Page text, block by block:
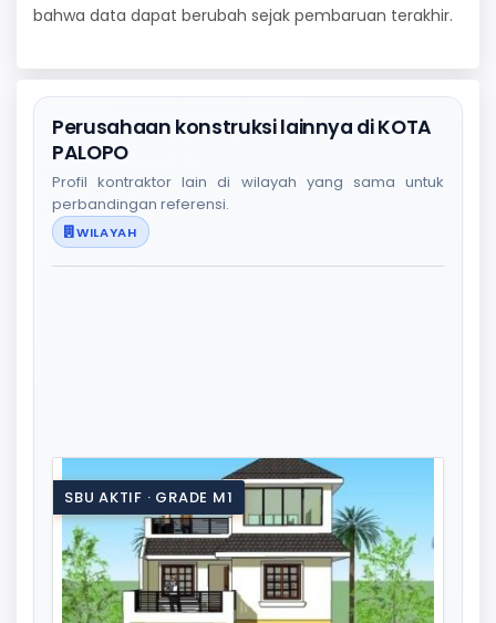
bahwa data dapat berubah sejak pembaruan terakhir.
Perusahaan konstruksi lainnya di KOTA
PALOPO
Profil kontraktor lain di wilayah yang sama untuk
perbandingan referensi.
WILAYAH
SBU AKTIF · GRADE M1